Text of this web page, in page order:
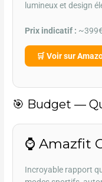
lumineux et design
Prix indicatif : ~399€
🛒 Voir sur
🎯 Budget —
⌚ Amazfit
Incroyable rapport